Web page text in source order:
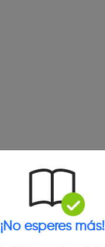
¡No esperes más!